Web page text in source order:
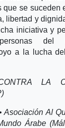
que se suceden
libertad y
iniciativa y
del
a la lucha
LA
Asociación Al
Árabe